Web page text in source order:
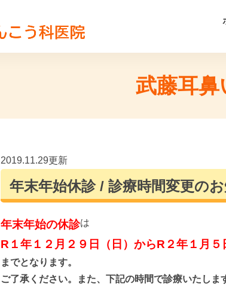
武藤耳
2019.11.29更新
年末年始休診 / 診療時間変更の
年末年始の休診は
R１年１２月２９日（日）からR２年１月５
までとなります。
ご了承ください。また、下記の時間で診療いたしま